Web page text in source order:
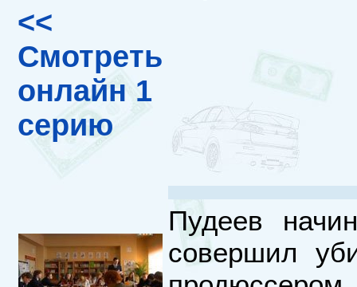
<<
Смотреть
онлайн 1
серию
Пудеев
совершил